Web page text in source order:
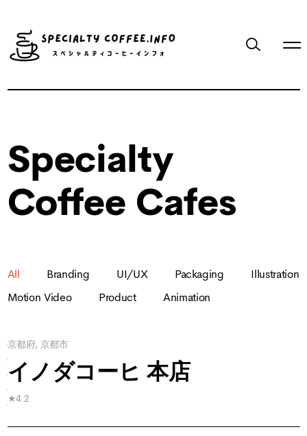
Specialty
Coffee Cafes
All Branding UI/UX Packaging
Illustration
Motion Video
Product Animation
京都府, 京都市
イノダコーヒ 本店
★4.2
1
2
Last